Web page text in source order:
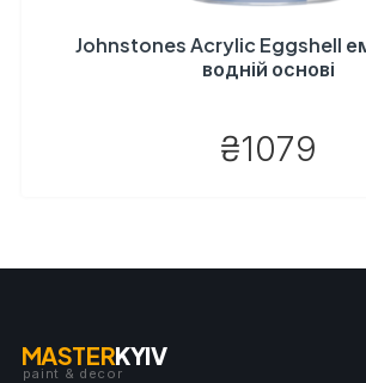
Johnstones Acrylic Eggshell
водній основі
₴1079
MASTERKYIV
paint & decor